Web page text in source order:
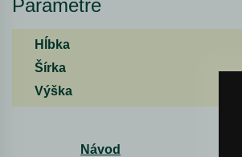
Parametre
Hĺbka
Šírka
Výška
Návod